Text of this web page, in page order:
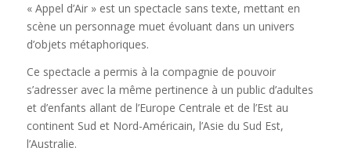
« Appel d’Air » est un spectacle sans texte, mettant en
scène un personnage muet évoluant dans un univers
d’objets métaphoriques.
Ce spectacle a permis à la compagnie de pouvoir
s’adresser avec la même pertinence à un public d’adultes
et d’enfants allant de l’Europe Centrale et de l’Est au
continent Sud et Nord-Américain, l’Asie du Sud Est,
l’Australie.